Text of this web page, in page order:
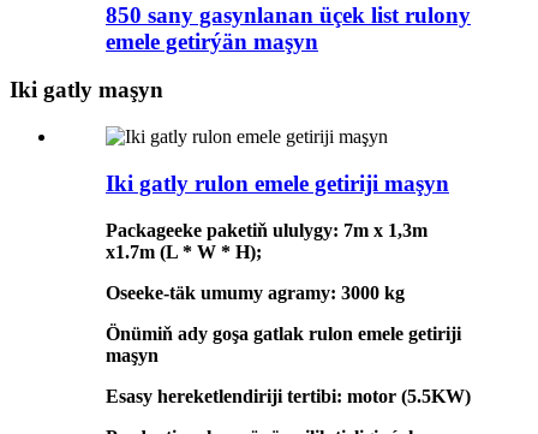
850 sany gasynlanan üçek list rulony
emele getirýän maşyn
Iki gatly maşyn
Iki gatly rulon emele getiriji maşyn
Packageeke paketiň ululygy: 7m x 1,3m
x1.7m (L * W * H);
Oseeke-täk umumy agramy: 3000 kg
Önümiň ady goşa gatlak rulon emele getiriji
maşyn
Esasy hereketlendiriji tertibi: motor (5.5KW)